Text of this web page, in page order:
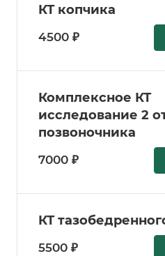
КТ копчика
4500 ₽
Комплексное КТ
исследование 2
позвоночника
7000 ₽
КТ
5500 ₽